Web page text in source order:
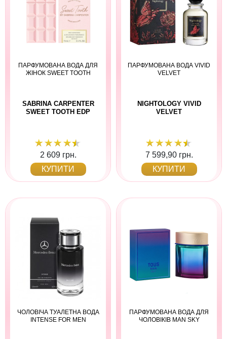
ПАРФУМОВАНА ВОДА ДЛЯ
ЖІНОК SWEET TOOTH
SABRINA CARPENTER
SWEET TOOTH EDP
2 609 грн.
КУПИТИ
ПАРФУМОВАНА ВОДА VIVID
VELVET
NIGHTOLOGY VIVID
VELVET
7 599,90 грн.
КУПИТИ
ЧОЛОВІЧА ТУАЛЕТНА ВОДА
INTENSE FOR MEN
ПАРФУМОВАНА ВОДА ДЛЯ
ЧОЛОВІКІВ MAN SKY